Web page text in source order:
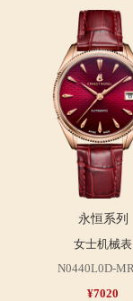
永恒系列
女士机械表
N0440L0D-
¥7020